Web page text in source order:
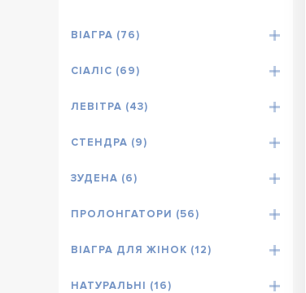
ВІАГРА (76)
СІАЛІС (69)
ЛЕВІТРА (43)
СТЕНДРА (9)
ЗУДЕНА (6)
ПРОЛОНГАТОРИ (56)
ВІАГРА ДЛЯ ЖІНОК (12)
НАТУРАЛЬНІ (16)